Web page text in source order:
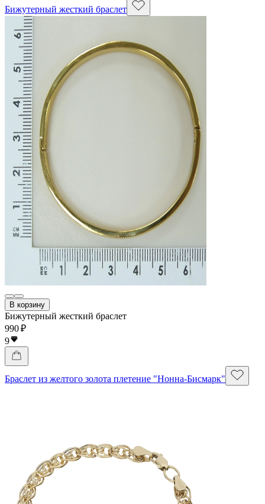
Бижутерный жесткий браслет
В корзину
Бижутерный жесткий браслет
990 ₽
9
Браслет из желтого золота плетение "Нонна-Бисмарк"